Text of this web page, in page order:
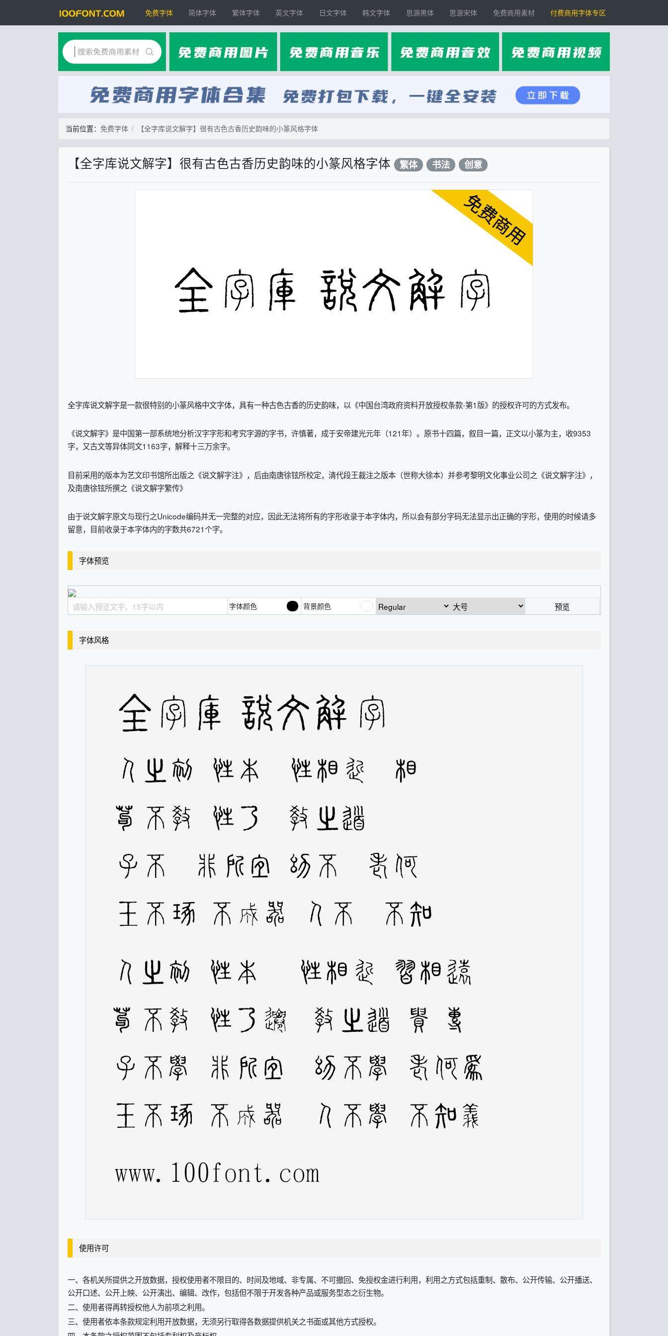
免费字体 简体字体 繁体字体 英文字体 日文字体 韩文字体 思源黑体 思源宋体 免费商用素材 付费商用字体专区
当前位置： 免费字体 【全字库说文解字】很有古色古香历史韵味的小篆风格字体
【全字库说文解字】很有古色古香历史韵味的小篆风格字体 繁体 书法 创意
全字库说文解字是一款很特别的小篆风格中文字体，具有一种古色古香的历史韵味，以《中国台湾政府资料开放授权条款-第1版》的授权许可的方式发布。
《说文解字》是中国第一部系统地分析汉字字形和考究字源的字书，许慎著，成于安帝建光元年（121年）。原书十四篇，叙目一篇，正文以小篆为主，收9353
字，又古文等异体同文1163字，解释十三万余字。
目前采用的版本为艺文印书馆所出版之《说文解字注》，后由南唐徐铉所校定，清代段王裁注之版本（世称大徐本）并参考黎明文化事业公司之《说文解字注》，
及南唐徐铉所撰之《说文解字繁传》
由于说文解字原文与现行之Unicode编码并无一完整的对应，因此无法将所有的字形收录于本字体内，所以会有部分字码无法显示出正确的字形，使用的时候请多
留意，目前收录于本字体内的字数共6721个字。
字体预览
字体颜色 背景颜色 预览
字体风格
使用许可
一、各机关所提供之开放数据，授权使用者不限目的、时间及地域、非专属、不可撤回、免授权金进行利用，利用之方式包括重制、散布、公开传输、公开播送、
公开口述、公开上映、公开演出、编辑、改作，包括但不限于开发各种产品或服务型态之衍生物。
二、使用者得再转授权他人为前项之利用。
三、使用者依本条款规定利用开放数据，无须另行取得各数据提供机关之书面或其他方式授权。